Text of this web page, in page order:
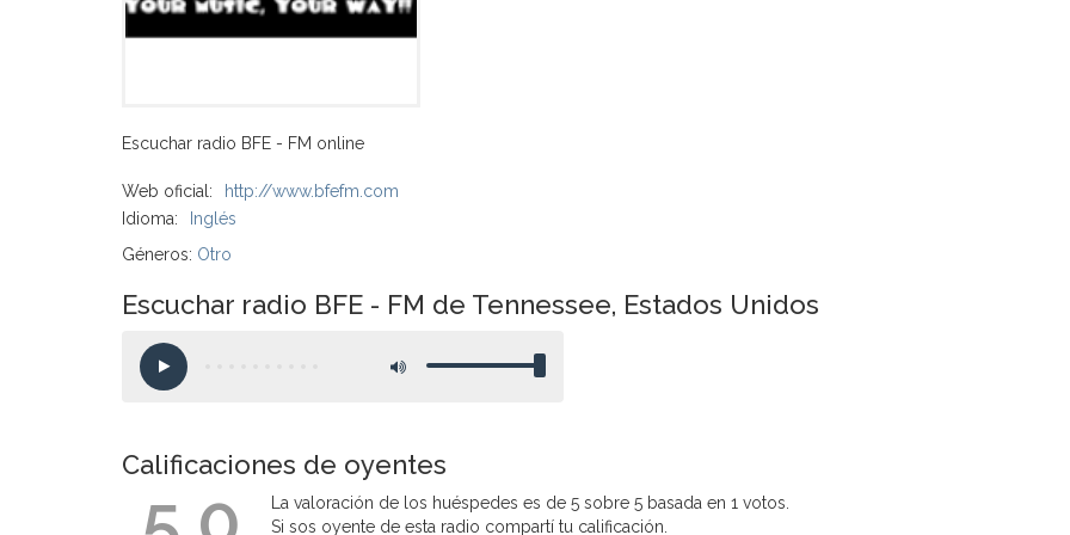
Escuchar radio BFE - FM online
Web oficial:
http://www.bfefm.com
Idioma:
Inglés
Géneros: Otro
Escuchar radio BFE - FM de Tennessee, Estados Unidos
Calificaciones de oyentes
La valoración de los huéspedes es de 5 sobre 5 basada en 1 votos.
Si sos oyente de esta radio compartí tu calificación.